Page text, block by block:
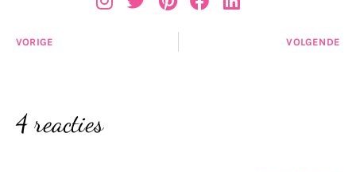
VORIGE VOLGENDE
4 reacties